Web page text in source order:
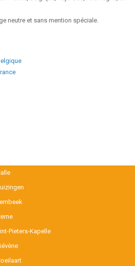
neutre et sans mention spéciale.
Pieters-Kapelle